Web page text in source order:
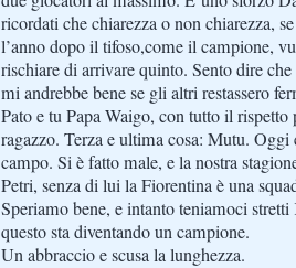
ricordati che chiarezza o non chiarezza,
l’anno dopo il tifoso,come il campione,
rischiare di arrivare quinto. Sento dire
mi andrebbe bene se gli altri restassero
Pato e tu Papa Waigo, con tutto il rispetto
ragazzo. Terza e ultima cosa: Mutu.
campo. Si è fatto male, e la nostra
Petri, senza di lui la Fiorentina è una
Speriamo bene, e intanto teniamoci
questo sta diventando un campione.
Un abbraccio e scusa la lunghezza.